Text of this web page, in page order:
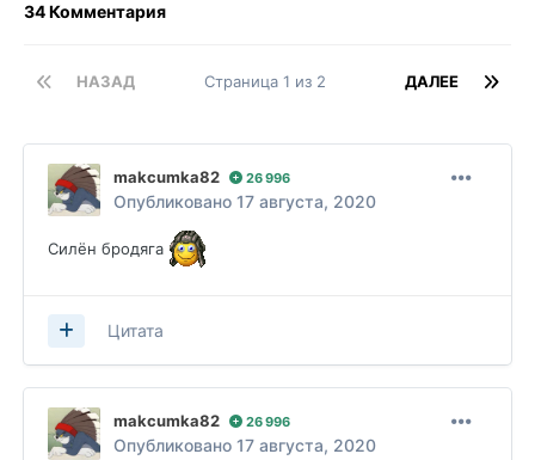
34 Комментария
НАЗАД ДАЛЕЕ
Страница 1 из 2
makcumka82 26 996
Опубликовано 17 августа, 2020
Силён бродяга
Цитата
makcumka82 26 996
Опубликовано 17 августа, 2020